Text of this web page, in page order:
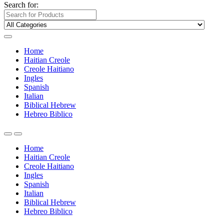
Search for:
Home
Haitian Creole
Creole Haitiano
Ingles
Spanish
Italian
Biblical Hebrew
Hebreo Biblico
Home
Haitian Creole
Creole Haitiano
Ingles
Spanish
Italian
Biblical Hebrew
Hebreo Biblico